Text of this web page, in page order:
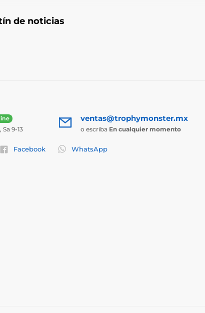
de noticias
Sa 9-13
ventas@trophymonster.mx
o escriba En cualquier momento
Facebook WhatsApp